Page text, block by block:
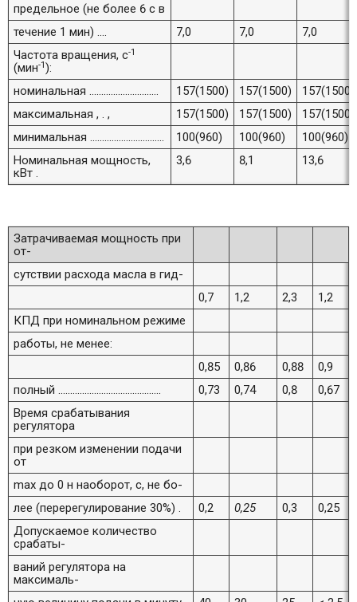
предельное (не более 6 с в
течение 1 мин) ....
7,0 7,0
7,0
Частота вращения, с-1
(мин-1):
номинальная .............................
157(1500) 157(1500)
157(1500)
максимальная , . ,
157(1500) 157(1500)
157(1500)
минимальная ...............................
100(960) 100(960)
100(960)
Номинальная мощность,
кВт .
3,6 8,1 13,6
Затрачиваемая мощность при
от-
сутствии расхода масла в гид-
0,7
1,2 2,3
1,2
КПД при номинальном режиме
работы, не менее:
0,85
0,86 0,88
0,9
полный ...........................................
0,73 0,74 0,8
0,67
Время срабатывания
регулятора
при резком изменении подачи
от
max до 0 н наоборот, с, не бо-
лее (перерегулирование 30%) .
0,2 0,25 0,3
0,25
Допускаемое количество
срабаты-
ваний регулятора на
максималь-